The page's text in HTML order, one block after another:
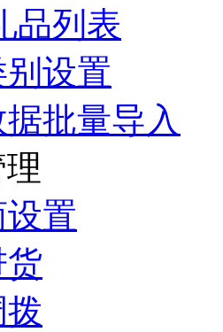
品列表
设置
批量导入
置
货